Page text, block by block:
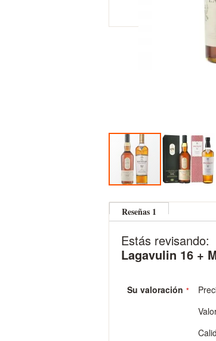
to
the
Reseñas 1
Estás revisando:
Su valoración